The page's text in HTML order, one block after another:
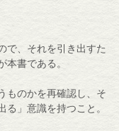
で、それを引き出すた
書である。
ものかを再確認し、そ
」意識を持つこと。